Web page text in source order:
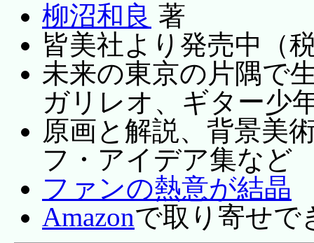
柳沼和良 著
皆美社より発売中（
未来の東京の片隅で
ガリレオ、ギター少
原画と解説、背景美
フ・アイデア集など
ファンの熱意が結晶
Amazonで取り寄せで